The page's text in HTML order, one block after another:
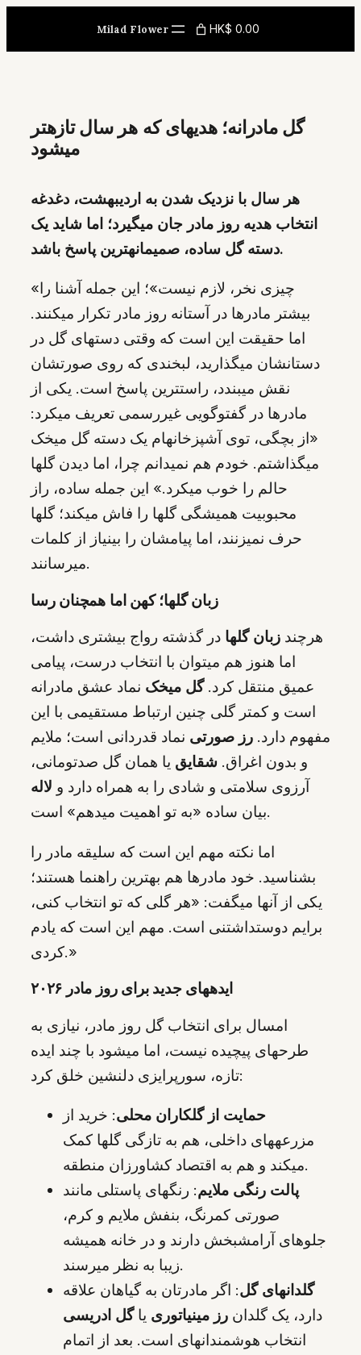
content
Milad Flower HK$ 0.00
گل مادرانه؛ هدیهای که هر سال تازهتر
میشود
هر سال با نزدیک شدن به اردیبهشت، دغدغه
انتخاب هدیه روز مادر جان میگیرد؛ اما شاید یک
دسته گل ساده، صمیمانهترین پاسخ باشد.
«چیزی نخر، لازم نیست»؛ این جمله آشنا را
بیشتر مادرها در آستانه روز مادر تکرار میکنند.
اما حقیقت این است که وقتی دستهای گل در
دستانشان میگذارید، لبخندی که روی صورتشان
نقش میبندد، راستترین پاسخ است. یکی از
مادرها در گفتوگویی غیررسمی تعریف میکرد:
«از بچگی، توی آشپزخانهام یک دسته گل میخک
میگذاشتم. خودم هم نمیدانم چرا، اما دیدن گلها
حالم را خوب میکرد.» این جمله ساده، راز
محبوبیت همیشگی گلها را فاش میکند؛ گلها
حرف نمیزنند، اما پیامشان را بینیاز از کلمات
میرسانند.
زبان گلها؛ کهن اما همچنان رسا
هرچند زبان گلها در گذشته رواج بیشتری داشت،
اما هنوز هم میتوان با انتخاب درست، پیامی
عمیق منتقل کرد.گل میخک نماد عشق مادرانه
است و کمتر گلی چنین ارتباط مستقیمی با این
مفهوم دارد. رز صورتی نماد قدردانی است؛ ملایم
و بدون اغراق. شقایق یا همان گل صدتومانی،
آرزوی سلامتی و شادی را به همراه دارد و لاله
بیان ساده «به تو اهمیت میدهم» است.
اما نکته مهم این است که سلیقه مادر را
بشناسید. خود مادرها هم بهترین راهنما هستند؛
یکی از آنها میگفت: «هر گلی که تو انتخاب کنی،
برایم دوستداشتنی است. مهم این است که یادم
کردی.»
ایدههای جدید برای روز مادر ۲۰۲۶
امسال برای انتخاب گل روز مادر، نیازی به
طرحهای پیچیده نیست، اما میشود با چند ایده
تازه، سورپرایزی دلنشین خلق کرد:
حمایت از گلکاران محلی: خرید از
مزرعههای داخلی، هم به تازگی گلها کمک
میکند و هم به اقتصاد کشاورزان منطقه.
پالت رنگی ملایم: رنگهای پاستلی مانند
صورتی کمرنگ، بنفش ملایم و کرم،
جلوهای آرامشبخش دارند و در خانه همیشه
زیبا به نظر میرسند.
گلدانهای گل: اگر مادرتان به گیاهان علاقه
دارد، یک گلدان رز مینیاتوری یاگل ادریسی
انتخاب هوشمندانهای است. بعد از اتمام